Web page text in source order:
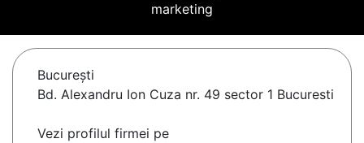
marketing
Bucureşti
Bd. Alexandru Ion Cuza nr. 49 sector 1 Bucuresti
Vezi profilul firmei pe